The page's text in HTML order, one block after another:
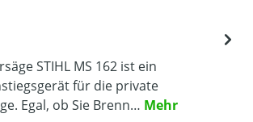
STIHL MS 162 ist ein
für die private
Egal, ob Sie Brenn… Mehr